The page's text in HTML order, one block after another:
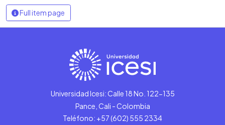
Full item page
Universidad Icesi: Calle 18 No. 122-135
Pance, Cali - Colombia
Teléfono: +57 (602) 555 2334